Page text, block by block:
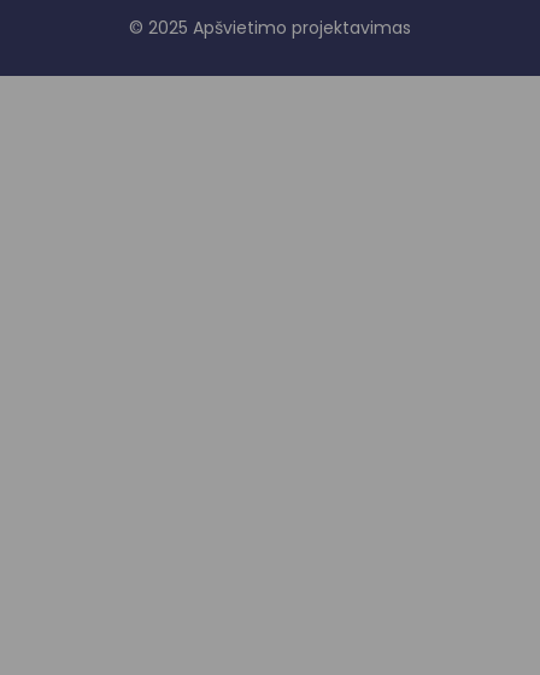
© 2025 Apšvietimo projektavimas